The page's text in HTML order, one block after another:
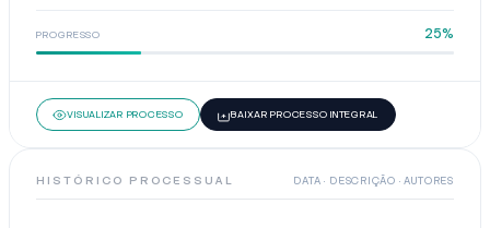
PROGRESSO 25%
VISUALIZAR PROCESSO BAIXAR PROCESSO INTEGRAL
HISTÓRICO PROCESSUAL DATA · DESCRIÇÃO · AUTORES